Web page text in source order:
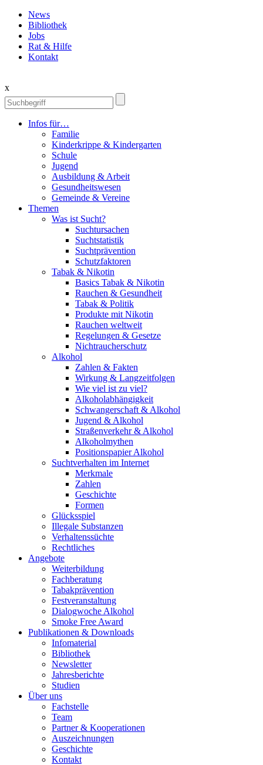
News
Bibliothek
Jobs
Rat & Hilfe
Kontakt
x
Infos für…
Familie
Kinderkrippe & Kindergarten
Schule
Jugend
Ausbildung & Arbeit
Gesundheitswesen
Gemeinde & Vereine
Themen
Was ist Sucht?
Suchtursachen
Suchtstatistik
Suchtprävention
Schutzfaktoren
Tabak & Nikotin
Basics Tabak & Nikotin
Rauchen & Gesundheit
Tabak & Politik
Produkte mit Nikotin
Rauchen weltweit
Regelungen & Gesetze
Nichtraucherschutz
Alkohol
Zahlen & Fakten
Wirkung & Langzeitfolgen
Wie viel ist zu viel?
Alkoholabhängigkeit
Schwangerschaft & Alkohol
Jugend & Alkohol
Straßenverkehr & Alkohol
Alkoholmythen
Positionspapier Alkohol
Suchtverhalten im Internet
Merkmale
Zahlen
Geschichte
Formen
Glücksspiel
Illegale Substanzen
Verhaltenssüchte
Rechtliches
Angebote
Weiterbildung
Fachberatung
Tabakprävention
Festveranstaltung
Dialogwoche Alkohol
Smoke Free Award
Publikationen & Downloads
Infomaterial
Bibliothek
Newsletter
Jahresberichte
Studien
Über uns
Fachstelle
Team
Partner & Kooperationen
Auszeichnungen
Geschichte
Kontakt